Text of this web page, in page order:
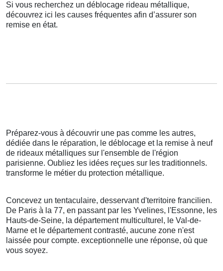
Si vous recherchez un déblocage rideau métallique,
découvrez ici les causes fréquentes afin d’assurer son
remise en état.
Préparez-vous à découvrir une pas comme les autres,
dédiée dans le réparation, le déblocage et la remise à neuf
de rideaux métalliques sur l'ensemble de l'région
parisienne. Oubliez les idées reçues sur les traditionnels.
transforme le métier du protection métallique.
Concevez un tentaculaire, desservant d'territoire francilien.
De Paris à la 77, en passant par les Yvelines, l'Essonne, les
Hauts-de-Seine, la département multiculturel, le Val-de-
Marne et le département contrasté, aucune zone n'est
laissée pour compte. exceptionnelle une réponse, où que
vous soyez.